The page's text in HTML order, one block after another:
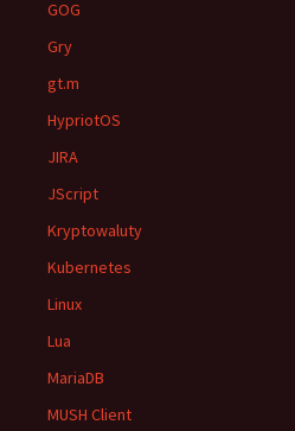
GOG
Gry
gt.m
HypriotOS
JIRA
JScript
Kryptowaluty
Kubernetes
Linux
Lua
MariaDB
MUSH Client